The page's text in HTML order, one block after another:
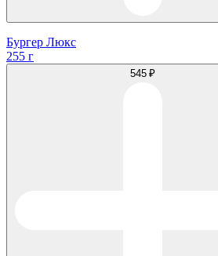
Бургер Люкс
255 г
545 ₽